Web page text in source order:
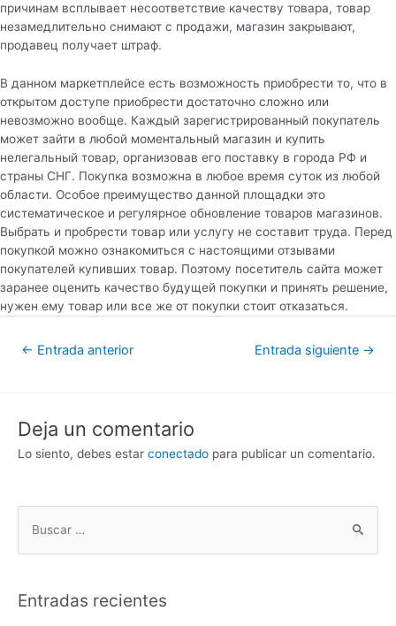
причинам всплывает несоответствие качеству товара, товар
незамедлительно снимают с продажи, магазин закрывают,
продавец получает штраф.
В данном маркетплейсе есть возможность приобрести то, что в
открытом доступе приобрести достаточно сложно или
невозможно вообще. Каждый зарегистрированный покупатель
может зайти в любой моментальный магазин и купить
нелегальный товар, организовав его поставку в города РФ и
страны СНГ. Покупка возможна в любое время суток из любой
области. Особое преимущество данной площадки это
систематическое и регулярное обновление товаров магазинов.
Выбрать и пробрести товар или услугу не составит труда. Перед
покупкой можно ознакомиться с настоящими отзывами
покупателей купивших товар. Поэтому посетитель сайта может
заранее оценить качество будущей покупки и принять решение,
нужен ему товар или все же от покупки стоит отказаться.
← Entrada anterior Entrada siguiente →
Deja un comentario
Lo siento, debes estar conectado para publicar un comentario.
Entradas recientes